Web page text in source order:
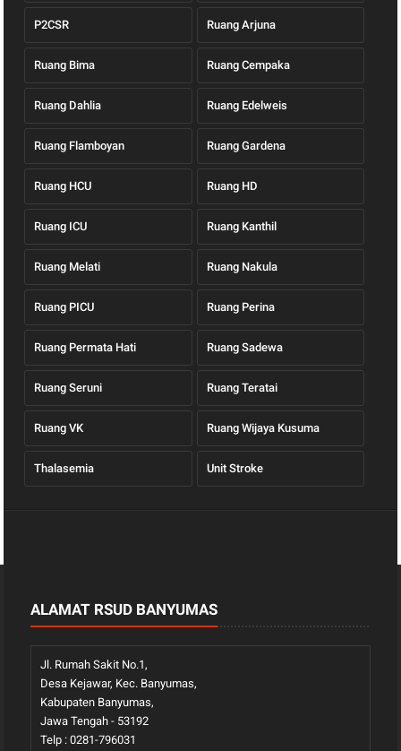
P2CSR Ruang Arjuna
Ruang Bima Ruang Cempaka
Ruang Dahlia Ruang Edelweis
Ruang Flamboyan Ruang Gardena
Ruang HCU Ruang HD
Ruang ICU Ruang Kanthil
Ruang Melati Ruang Nakula
Ruang PICU Ruang Perina
Ruang Permata Hati Ruang Sadewa
Ruang Seruni Ruang Teratai
Ruang VK Ruang Wijaya Kusuma
Thalasemia Unit Stroke
ALAMAT RSUD BANYUMAS
Jl. Rumah Sakit No.1,
Desa Kejawar, Kec. Banyumas,
Kabupaten Banyumas,
Jawa Tengah - 53192
Telp : 0281-796031